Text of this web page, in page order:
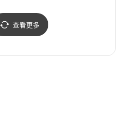
查看更多